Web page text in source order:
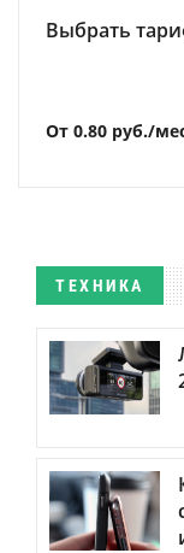
Выбрать
От 0.80 руб./
ТЕХНИКА